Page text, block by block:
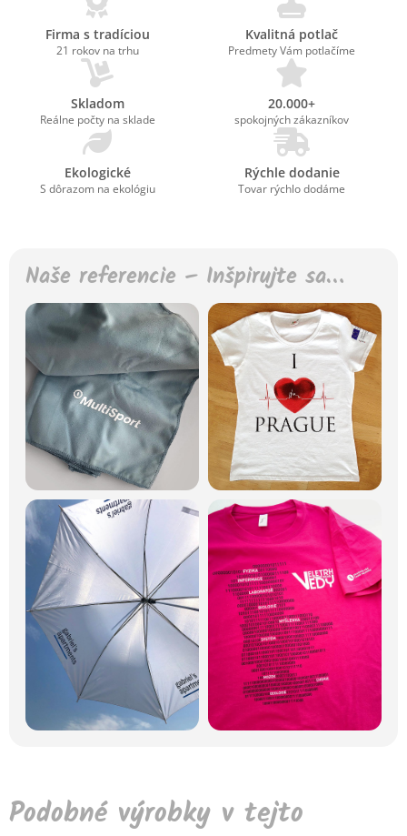
Firma s tradíciou
21 rokov na trhu
Kvalitná potlač
Predmety Vám potlačíme
Skladom
Reálne počty na sklade
20.000+
spokojných zákazníkov
Ekologické
S dôrazom na ekológiu
Rýchle dodanie
Tovar rýchlo dodáme
Naše referencie – Inšpirujte sa…
Podobné výrobky v tejto